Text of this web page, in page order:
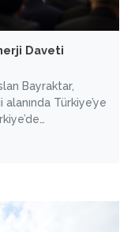
Daveti
Bayraktar,
Türkiye’ye
Bayraktar,